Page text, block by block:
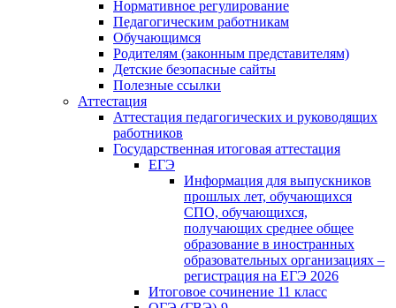
Нормативное регулирование
Педагогическим работникам
Обучающимся
Родителям (законным представителям)
Детские безопасные сайты
Полезные ссылки
Аттестация
Аттестация педагогических и руководящих
работников
Государственная итоговая аттестация
ЕГЭ
Информация для выпускников
прошлых лет, обучающихся
СПО, обучающихся,
получающих среднее общее
образование в иностранных
образовательных организациях –
регистрация на ЕГЭ 2026
Итоговое сочинение 11 класс